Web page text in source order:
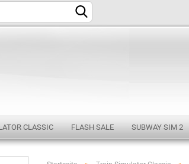
CLASSIC FLASH SALE SUBWAY SIM 2